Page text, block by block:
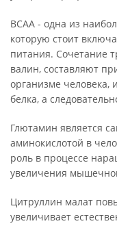
ВСАА - одна из
которую стоит
питания. Сочетание
валин, составляют
организме человека,
белка, а
Глютамин является
аминокислотой в
роль в процессе
увеличения
Цитруллин малат
увеличивает